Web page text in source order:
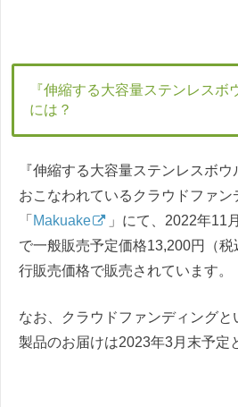
『伸縮する大容量ステンレスボ
には？
『伸縮する大容量ステンレスボ
おこなわれているクラウドファン
「 Makuake
」にて、2022年11
で一般販売予定価格13,200円（
行販売価格で販売されています。
なお、クラウドファンディング
製品のお届けは2023年3月末予定